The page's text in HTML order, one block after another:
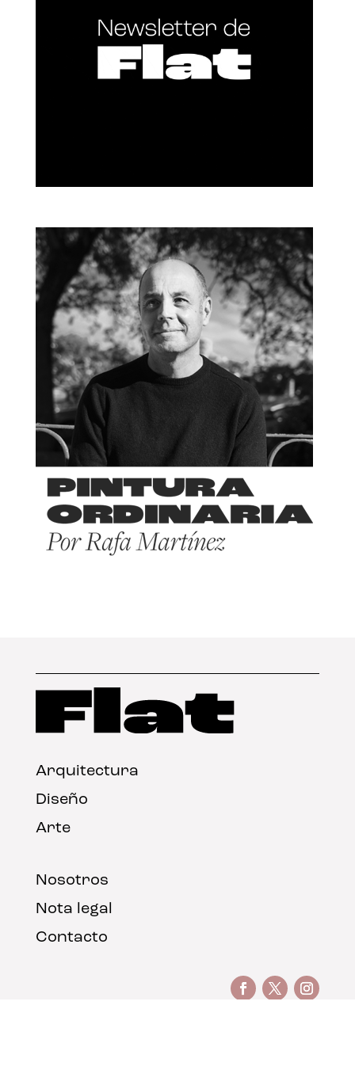
Arquitectura
Diseño
Arte
Nosotros
Nota legal
Contacto